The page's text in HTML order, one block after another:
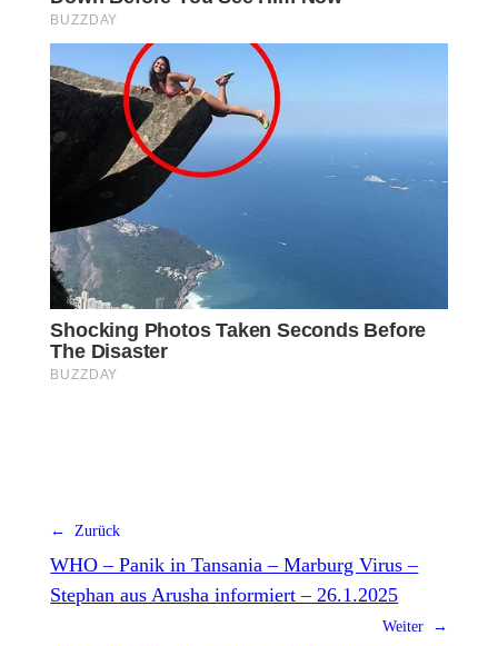
← Zurück
WHO – Panik in Tansania – Marburg Virus –
Stephan aus Arusha informiert – 26.1.2025
Weiter →